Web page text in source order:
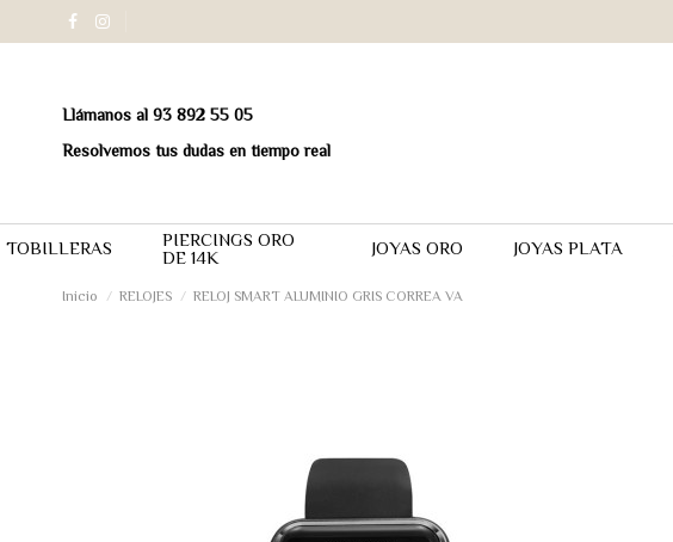
Llámanos al 93 892 55 05
Resolvemos tus dudas en tiempo real
TOBILLERAS
PIERCINGS ORO
DE 14K
JOYAS ORO JOYAS PLATA
Inicio RELOJES RELOJ SMART ALUMINIO GRIS CORREA VA